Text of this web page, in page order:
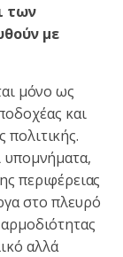
των
με
μόνο ως
και
πολιτικής.
υπομνήματα,
περιφέρειας
στο πλευρό
αλλά